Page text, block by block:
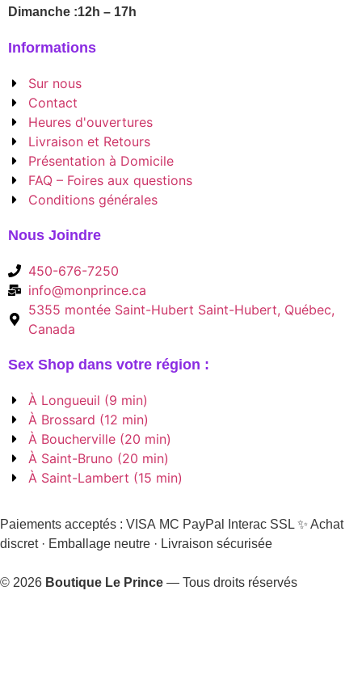
Dimanche :12h – 17h
Informations
Sur nous
Contact
Heures d'ouvertures
Livraison et Retours
Présentation à Domicile
FAQ – Foires aux questions
Conditions générales
Nous Joindre
450-676-7250
info@monprince.ca
5355 montée Saint-Hubert Saint-Hubert, Québec,
Canada
Sex Shop dans votre région :
À Longueuil (9 min)
À Brossard (12 min)
À Boucherville (20 min)
À Saint-Bruno (20 min)
À Saint-Lambert (15 min)
Paiements acceptés : VISA MC PayPal Interac SSL ✨ Achat
discret · Emballage neutre · Livraison sécurisée
© 2026 Boutique Le Prince — Tous droits réservés